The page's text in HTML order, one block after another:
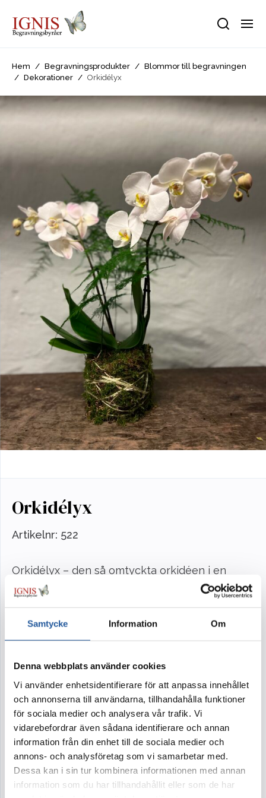
Samtycke Information Om
Denna webbplats använder cookies
Vi använder enhetsidentifierare för att anpassa innehållet
och annonserna till användarna, tillhandahålla funktioner
för sociala medier och analysera vår trafik. Vi
vidarebefordrar även sådana identifierare och annan
information från din enhet till de sociala medier och
annons- och analysföretag som vi samarbetar med.
Dessa kan i sin tur kombinera informationen med annan
information som du har tillhandahållit eller som de har
Hem / Begravningsprodukter /
Blommor till begravningen
/
Dekorationer / Orkidélyx
Orkidélyx
Artikelnr: 522
Orkidélyx – den så omtyckta orkidéen i en
smakfull kombination av lyx, elegans och
I kollektionen Orkidélyx finns kist- och
handbukett och ljusdekoration. Blommor ur
samma kollektion ger ceremonin en
samstämmig och harmonisk känsla.
Tillval